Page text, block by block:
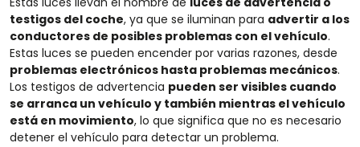
testigos del coche, ya que se iluminan para advertir a los
conductores de posibles problemas con el vehículo.
Estas luces se pueden encender por varias razones, desde
problemas electrónicos hasta problemas mecánicos.
Los testigos de advertencia pueden ser visibles cuando
se arranca un vehículo y también mientras el vehículo
está en movimiento, lo que significa que no es necesario
detener el vehículo para detectar un problema.